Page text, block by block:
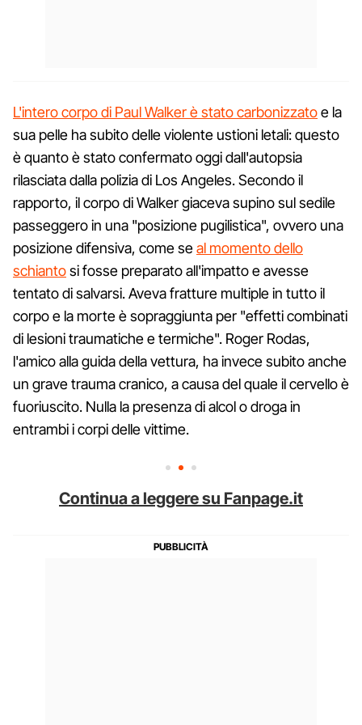
L'intero corpo di Paul Walker è stato carbonizzatoe la
sua pelle ha subito delle violente ustioni letali: questo
è quanto è stato confermato oggi dall'autopsia
rilasciata dalla polizia di Los Angeles. Secondo il
rapporto, il corpo di Walker giaceva supino sul sedile
passeggero in una "posizione pugilistica", ovvero una
posizione difensiva, come seal momento dello
schiantosi fosse preparato all'impatto e avesse
tentato di salvarsi. Aveva fratture multiple in tutto il
corpo e la morte è sopraggiunta per "effetti combinati
di lesioni traumatiche e termiche". Roger Rodas,
l'amico alla guida della vettura, ha invece subito anche
un grave trauma cranico, a causa del quale il cervello è
fuoriuscito. Nulla la presenza di alcol o droga in
entrambi i corpi delle vittime.
Continua a leggere su Fanpage.it